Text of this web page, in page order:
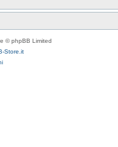
© phpBB Limited
Store.it